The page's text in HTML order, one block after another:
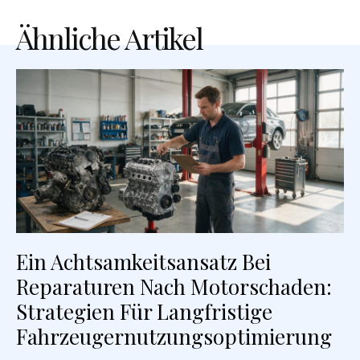
Ähnliche Artikel
Ein Achtsamkeitsansatz Bei
Reparaturen Nach Motorschaden:
Strategien Für Langfristige
Fahrzeugernutzungsoptimierung